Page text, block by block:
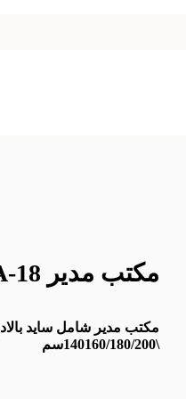
مكتب مدير MA-18
\140160/180/200سم